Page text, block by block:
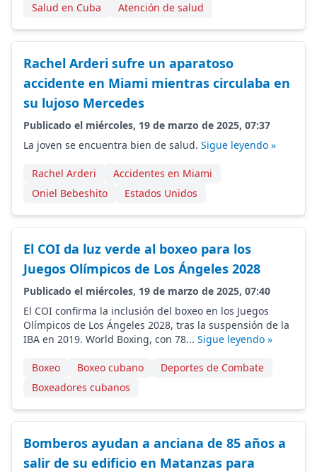
Salud en Cuba
Atención de salud
Rachel Arderi sufre un aparatoso
accidente en Miami mientras circulaba en
su lujoso Mercedes
Publicado el miércoles, 19 de marzo de 2025, 07:37
La joven se encuentra bien de salud. Sigue leyendo »
Rachel Arderi
Accidentes en Miami
Oniel Bebeshito
Estados Unidos
El COI da luz verde al boxeo para los
Juegos Olímpicos de Los Ángeles 2028
Publicado el miércoles, 19 de marzo de 2025, 07:40
El COI confirma la inclusión del boxeo en los Juegos
Olímpicos de Los Ángeles 2028, tras la suspensión de la
IBA en 2019. World Boxing, con 78... Sigue leyendo »
Boxeo Boxeo cubano
Deportes de Combate
Boxeadores cubanos
Bomberos ayudan a anciana de 85 años a
salir de su edificio en Matanzas para